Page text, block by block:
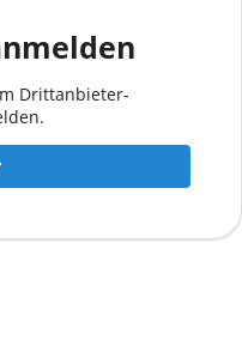
Drittanbieter-